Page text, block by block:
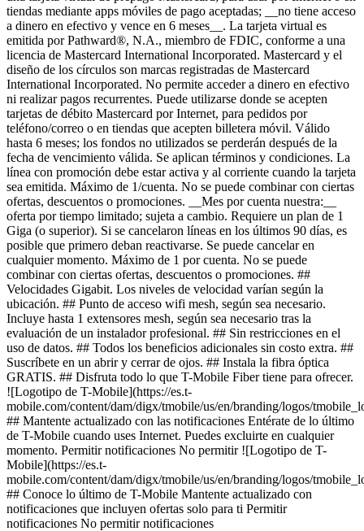
tiendas mediante apps móviles de pago aceptadas; __no tiene acceso
a dinero en efectivo y vence en 6 meses__. La tarjeta virtual es
emitida por Pathward®, N.A., miembro de FDIC, conforme a una
licencia de Mastercard International Incorporated. Mastercard y el
diseño de los círculos son marcas registradas de Mastercard
International Incorporated. No permite acceder a dinero en efectivo
ni realizar pagos recurrentes. Puede utilizarse donde se acepten
tarjetas de débito Mastercard por Internet, para pedidos por
teléfono/correo o en tiendas que acepten billetera móvil. Válido
hasta 6 meses; los fondos no utilizados se perderán después de la
fecha de vencimiento válida. Se aplican términos y condiciones. La
línea con promoción debe estar activa y al corriente cuando la tarjeta
sea emitida. Máximo de 1/cuenta. No se puede combinar con ciertas
ofertas, descuentos o promociones. __Mes por cuenta nuestra:__
oferta por tiempo limitado; sujeta a cambio. Requiere un plan de 1
Giga (o superior). Si se cancelaron líneas en los últimos 90 días, es
posible que primero deban reactivarse. Se puede cancelar en
cualquier momento. Máximo de 1 por cuenta. No se puede
combinar con ciertas ofertas, descuentos o promociones. ##
Velocidades Gigabit. Los niveles de velocidad varían según la
ubicación. ## Punto de acceso wifi mesh, según sea necesario.
Incluye hasta 1 extensores mesh, según sea necesario tras la
evaluación de un instalador profesional. ## Sin restricciones en el
uso de datos. ## Todos los beneficios adicionales sin costo extra. ##
Suscríbete en un abrir y cerrar de ojos. ## Instala la fibra óptica
GRATIS. ## Disfruta todo lo que T-Mobile Fiber tiene para ofrecer.
![Logotipo de T-Mobile](https://es.t-
mobile.com/content/dam/digx/tmobile/us/en/branding/logos/
## Mantente actualizado con las notificaciones Entérate de lo último
de T-Mobile cuando uses Internet. Puedes excluirte en cualquier
momento. Permitir notificaciones No permitir ![Logotipo de T-
Mobile](https://es.t-
mobile.com/content/dam/digx/tmobile/us/en/branding/logos/
## Conoce lo último de T-Mobile Mantente actualizado con
notificaciones que incluyen ofertas solo para ti Permitir
notificaciones No permitir notificaciones